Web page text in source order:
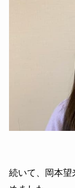
続いて、岡本望